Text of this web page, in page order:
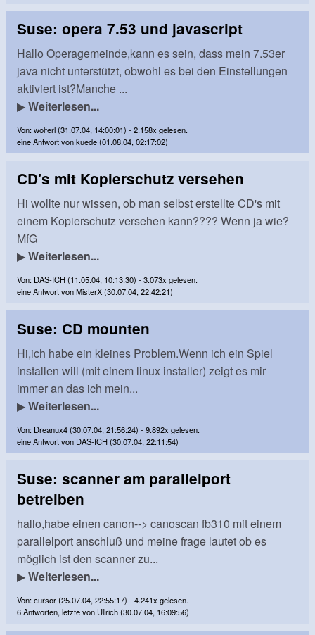
Suse: opera 7.53 und javascript
Hallo Operagemeinde,kann es sein, dass mein 7.53er
java nicht unterstützt, obwohl es bei den Einstellungen
aktiviert ist?Manche ...
▶Weiterlesen...
Von: wolferl (31.07.04, 14:00:01) - 2.158x gelesen.
eine Antwort von kuede (01.08.04, 02:17:02)
CD's mit Kopierschutz versehen
Hi wollte nur wissen, ob man selbst erstellte CD's mit
einem Kopierschutz versehen kann???? Wenn ja wie?
MfG
▶Weiterlesen...
Von: DAS-ICH (11.05.04, 10:13:30) - 3.073x gelesen.
eine Antwort von MisterX (30.07.04, 22:42:21)
Suse: CD mounten
Hi,ich habe ein kleines Problem.Wenn ich ein Spiel
installen will (mit einem linux installer) zeigt es mir
immer an das ich mein...
▶Weiterlesen...
Von: Dreanux4 (30.07.04, 21:56:24) - 9.892x gelesen.
eine Antwort von DAS-ICH (30.07.04, 22:11:54)
Suse: scanner am parallelport
betreiben
hallo,habe einen canon--> canoscan fb310 mit einem
parallelport anschluß und meine frage lautet ob es
möglich ist den scanner zu...
▶Weiterlesen...
Von: cursor (25.07.04, 22:55:17) - 4.241x gelesen.
6 Antworten, letzte von Ullrich (30.07.04, 16:09:56)